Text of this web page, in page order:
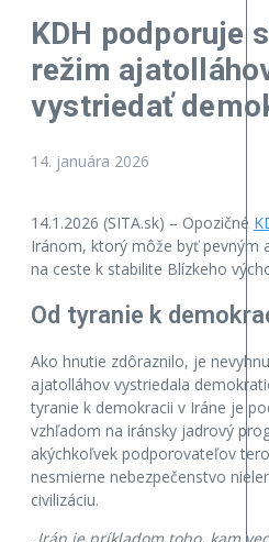
KDH podporuje
režim
vystriedať
14. januára 2026
14.1.2026 (SITA.sk) – Opozičné
Iránom, ktorý môže byť pevným
na ceste k stabilite Blízkeho
Od tyranie k
Ako hnutie zdôraznilo, je
ajatolláhov vystriedala
tyranie k demokracii v Iráne je
vzhľadom na iránsky jadrový
akýchkoľvek podporovateľov
nesmierne nebezpečenstvo
civilizáciu.